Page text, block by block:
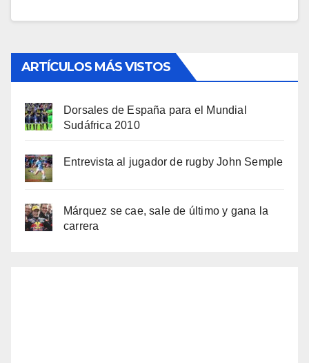
ARTÍCULOS MÁS VISTOS
Dorsales de España para el Mundial
Sudáfrica 2010
Entrevista al jugador de rugby John Semple
Márquez se cae, sale de último y gana la
carrera